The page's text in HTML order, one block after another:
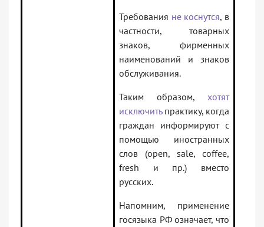
Требования не коснутся, в
частности, товарных
знаков, фирменных
наименований и знаков
обслуживания.
Таким образом, хотят
исключитьпрактику, когда
граждан информируют с
помощью иностранных
слов (open, sale, coffee,
fresh и пр.) вместо
русских.
Напомним, применение
госязыка РФ означает, что